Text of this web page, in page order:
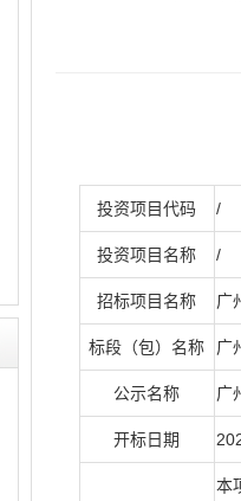
投资项目代码 /
投资项目名称 /
招标项目名称 广
标段（包）名称 广
公示名称 广
开标日期
本